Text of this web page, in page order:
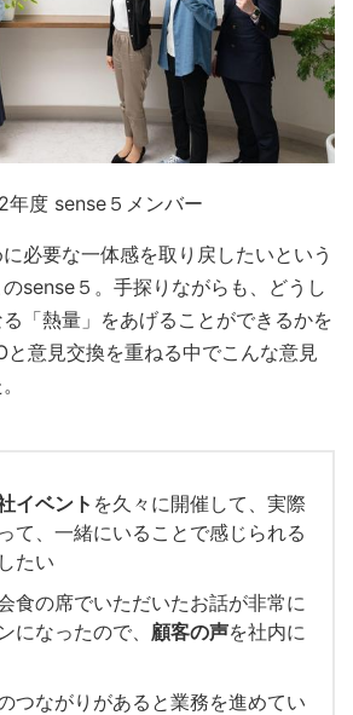
年度 sense５メンバー
必要な一体感を取り戻したいという
sense５。手探りながらも、どうし
「熱量」をあげることができるかを
と意見交換を重ねる中でこんな意見
イベント を久々に開催して、実際
て、一緒にいることで感じられる
たい
食の席でいただいたお話が非常に
になったので、 顧客の声を社内に
つながりがあると業務を進めてい